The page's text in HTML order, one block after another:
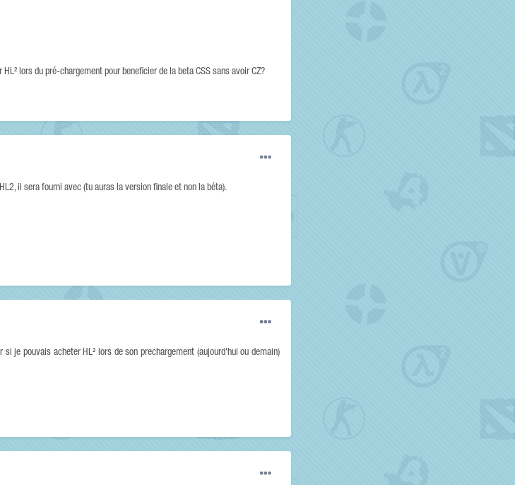
lors du pré-chargement pour beneficier de la beta CSS sans avoir CZ?
il sera fourni avec (tu auras la version finale et non la béta).
je pouvais acheter HL² lors de son prechargement (aujourd'hui ou demain)